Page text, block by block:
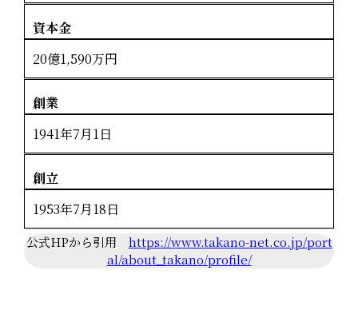
資本金
20億1,590万円
創業
1941年7月1日
創立
1953年7月18日
公式HPから引用 https://www.takano-net.co.jp/port
al/about_takano/profile/